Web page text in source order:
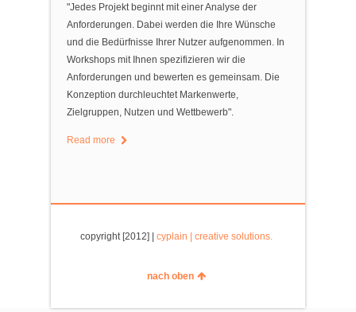
"Jedes Projekt beginnt mit einer Analyse der
Anforderungen. Dabei werden die Ihre Wünsche
und die Bedürfnisse Ihrer Nutzer aufgenommen. In
Workshops mit Ihnen spezifizieren wir die
Anforderungen und bewerten es gemeinsam. Die
Konzeption durchleuchtet Markenwerte,
Zielgruppen, Nutzen und Wettbewerb".
Read more
copyright [2012] | cyplain | creative solutions.
nach oben